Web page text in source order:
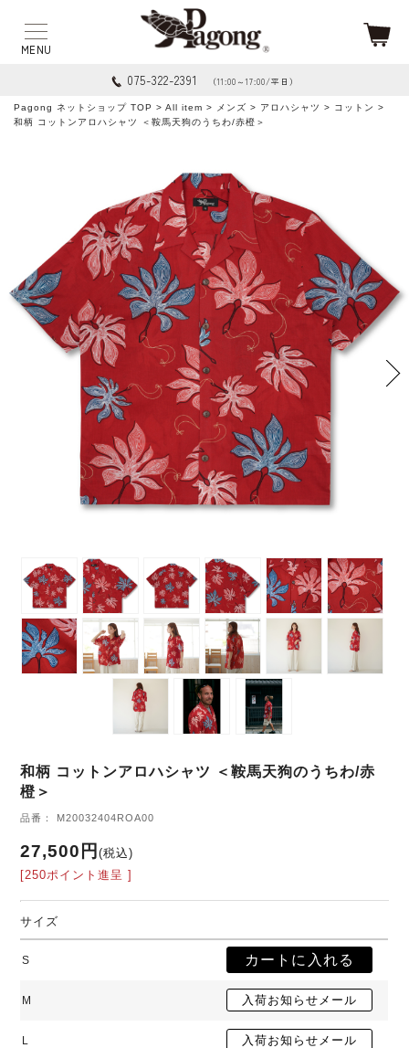
075-322-2391 （11:00～17:00/平日）
Pagong ネットショップ TOP > All item > メンズ > アロハシャツ > コットン >
和柄 コットンアロハシャツ ＜鞍馬天狗のうちわ/赤橙＞
和柄 コットンアロハシャツ ＜鞍馬天狗のうちわ/赤
橙＞
品番： M20032404ROA00
27,500円(税込)
[250ポイント進呈 ]
サイズ
S
M
L